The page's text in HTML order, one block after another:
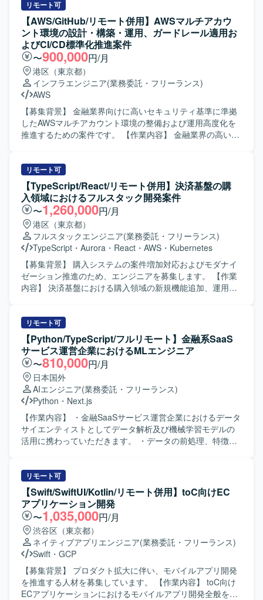
ョンの魅力】 クラウドネイティブな環境で、設計から構
築・運用まで一連の工程に関わることができます。 SREと
してシステム全体の信頼性や運用性の向上に携わりなが
ら、PM補佐として上流の推進業務にも関与いただけるた
め、技術とマネジメントの両面でスキルアップが可能で
す。 【開発環境】 AWS上でのクラウド基盤、ECSや
Fargateなどのコンテナ基盤、GitHub Actionsを用いた
CI/CDパイプライン、Terraformを用いたIaC環境などが想定
されております。
ジョンアップなど各種イベントに伴う要件定義、設計、構
築、維持管理、改善、障害対応をご担当いただきます。 デ
ータ連携チームの一員として、インフラに関するシステム
横断的な設計方針の検討や、新しいインフラ要件を取り込
みシステムへ反映する作業、既存IF連携システムの維持・
運用およびIF開発プロジェクトの追加対応などを行ってい
ただきます。 【求める人物像】 マルチクラウドや新しい技
術要素に対して主体的に情報収集と検証を行い、システム
アーキテクチャの観点から最適な構成を提案できる方を求
めています。 チームメンバーやお客様とのコミュニケーシ
ョンを取りながら、継続的な改善活動や長期的な運用を見
据えて取り組んでいただける方が望ましいです。 【ポジシ
うシステムの設計方針検討から維持管理まで一貫した経験
を積むことができます。 AWSやTerraform、CI/CDなどの技
術スタックを用いて、絶えず新しい技術を選定・検証・採
用・リリースし続けるプロジェクトに参画できる点も大き
な魅力です。 【開発環境】 マルチクラウド環境（AWS、
Azure、Tencent）上でのインフラ構築・運用を行っていま
す。 Terraformを用いたインフラコード管理およびCI/CDパ
イプラインによる継続的デリバリーの仕組みを取り入れた
環境です。
リモート可
【AWS/GitHub/リモート併用】AWSマルチアカウ
ント環境の設計・構築・運用、ガードレール適用お
よびCI/CD標準化推進案件
〜900,000円/月
港区（東京都）
インフラエンジニア(業務委託・フリーランス)
AWS
【募集背景】 金融業界向けに高いセキュリティ基準に準拠
したAWSマルチアカウント環境の整備および運用高度化を
推進するための案件です。 【作業内容】 金融業界の高いセ
レール（SCP等）の適用を行っていただきます。合わせて
GitHub等の開発プラットフォームにおける組織管理やCI/CD
の標準化を推進していただきます。具体的には、AWS
Organizationsを用いたマルチアカウントの統制管理（SCP
の設計・検証・適用）、各種セキュリティ・監査ログの集
約および監視基盤の運用（CloudTrail、GuardDuty、
Security Hub等）、GitHubのOrganization/マスターアカウ
ントの管理・運用（ポリシー設定、アクセス権限管理、
CI/CD環境の整備）、金融水準のセキュリティ要件に基づく
インフラコード（IaC: Terraform等）のレビューおよび展開
などを担当していただきます。 【求める人物像】 金融業界
設計に主体的に取り組んでいただける方を求めています。
また、GitHubやCI/CDの標準化といった開発基盤の整備にも
前向きに関わっていただける方が望ましいです。 【ポジシ
ョンの魅力】 金融業界向けの高セキュリティ要求を満たす
AWSマルチアカウント基盤の設計・運用に携わることで、
クラウドセキュリティやガバナンスの高度な知見を習得し
ていただけます。CNAPPやIaC、CI/CDなどの最新のクラウ
ドネイティブ技術に触れながら、マルチアカウント環境の
標準化や自動化を推進できる点も大きな魅力です。 【開発
環境】 AWS Organizations、CloudTrail、GuardDuty、
Security Hub、GitHub、Terraform、CloudFormation、
リモート可
【TypeScript/React/リモート併用】決済基盤の購
入領域におけるフルスタック開発案件
〜1,260,000円/月
港区（東京都）
フルスタックエンジニア(業務委託・フリーランス)
TypeScript ・ Aurora ・ React ・ AWS ・ Kubernetes
【募集背景】 購入システムの案件増加対応およびモダナイ
ゼーション推進のため、エンジニアを募集します。 【作業
内容】 決済基盤における購入領域の新規機能追加、運用保
およびモダナイゼーションに必要な作業をチームで進めま
す。 【求める人物像】 積極的にコミュニケーションを取
り、課題の発見、分析、提案、解決に関心を持って取り組
める方を求めます。チーム開発の経験があり、生成AIを含
む新しい技術への挑戦を継続できる方を歓迎します。 【ポ
ジションの魅力】 国内有数の決済トラフィックを支えるプ
ラットフォームのモダナイゼーションに携わり、決済基盤
の刷新に関する経験を積むことができます。 【開発環境】
PHP、TypeScript、React、Next.js、Golangを使用します。
インフラはKubernetes、AWS、Amazon Aurora MySQLで
す。Mac、JetBrains IDE、VSCode、GitHub、Docker、
リモート可
【Python/TypeScript/フルリモート】金融系SaaS
サービス運営企業におけるMLエンジニア
〜810,000円/月
日本国外
AIエンジニア(業務委託・フリーランス)
Python ・ Next.js
【作業内容】 ・金融SaaSサービス運営企業におけるデータ
サイエンティストとしてデータ解析及び機械学習モデルの
活用に携わっていただきます。 ・データの前処理、特徴量
化を行っていただきます。 ・プロダクト内および社内への
AI導入を行っていただきます。 【開発環境】 ・開発言語：
Python、Typescript ・機械学習・統計モデリング：scikit-
learn、LightGBM、pandas、numpy etc. ・クラウドプラッ
トフォーム：Google Cloud Platform ・分析基盤：BigQuery
・アプリケーション：Next.js、FastAPI ・構成管理ツー
ル：Terraform、Cloud Build ・データモデリング：
Dataform ・データビジュアライゼーション：
Metabase/Redash ・その他：Docker、GitHub、Slack、
Github Copilot etc.
リモート可
【Swift/SwiftUI/Kotlin/リモート併用】toC向けEC
アプリケーション開発
〜1,035,000円/月
渋谷区（東京都）
ネイティブアプリエンジニア(業務委託・フリーランス)
Swift ・ GCP
【募集背景】 プロダクト拡大に伴い、モバイルアプリ開発
を推進する人材を募集しています。 【作業内容】 toC向け
ECアプリケーションにおけるモバイルアプリ開発全般をご